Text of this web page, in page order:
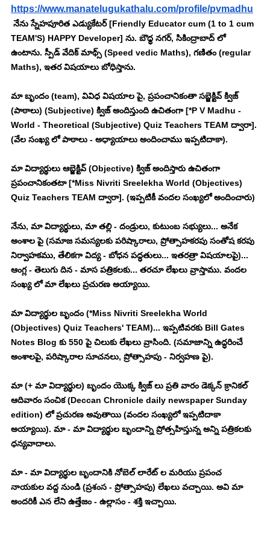
https://www.manatelugukathalu.com/profile/pvmadhu
నేను స్నేహపూరిత ఎడ్యుకేటర్ [Friendly Educator cum (1 to 1 cum
TEAM'S) HAPPY Developer] ను. బౌధ్ధ నగర్, సికింద్రాబాద్ లో
ఉంటాను. స్పీడ్ వేదిక్ మాథ్స్ (Speed vedic Maths), గణితం (regular
Maths), ఇతర విషయాలు బోధిస్తాను.
మా బృందం (team), వివిధ విషయాల పై, ప్రపంచానికంతా సబ్జెక్టివ్ క్విజ్
(పాఠాలు) (Subjective) క్విజ్ అందిస్తుంది ఉచితంగా [*P V Madhu -
World - Theoretical (Subjective) Quiz Teachers TEAM ద్వారా].
(వేల సంఖ్య లో పాఠాలు - అధ్యాయాలు అందించాము ఇప్పటిదాకా).
మా విద్యార్థులు ఆబ్జెక్టివ్ (Objective) క్విజ్ అందిస్తారు ఉచితంగా
ప్రపంచానికంతటా [*Miss Nivriti Sreelekha World (Objectives)
Quiz Teachers TEAM ద్వారా]. (ఇప్పటికీ వందల సంఖ్యలో అందించారు)
నేను, మా విద్యార్థులు, మా తల్లి - దండ్రులు, కుటుంబ సభ్యులు... అనేక
అంశాల పై (సమాజ సమస్యలకు పరిష్కారాలు, ప్రోత్సాహకరపు సంతోష కరపు
నిర్వాహకము, తేలికగా విద్య - బోధన పద్ధతులు... ఇతరత్రా విషయాలపై)...
ఆంగ్ల - తెలుగు దిన - మాస పత్రికలకు... తరచూ లేఖలు వ్రాస్తాము. వందల
సంఖ్య లో మా లేఖలు ప్రచురణ అయ్యాయి.
మా విద్యార్థుల బృందం (*Miss Nivriti Sreelekha World
(Objectives) Quiz Teachers' TEAM)... ఇప్పటివరకు Bill Gates
Notes Blog కు 550 పై చిలుకు లేఖలు వ్రాసింది. (సమాజాన్ని ఉద్ధరించే
అంశాలపై, పరిష్కారాల సూచనలు, ప్రోత్సాహపు - నిర్వహణ పై).
మా (+ మా విద్యార్థుల) బృందం యొక్క క్విజ్ లు ప్రతి వారం డెక్కన్ క్రానికల్
ఆదివారం సంచిక (Deccan Chronicle daily newspaper Sunday
edition) లో ప్రచురణ అవుతాయి (వందల సంఖ్యలో ఇప్పటిదాకా
అయ్యాయి). మా - మా విద్యార్థుల బృందాన్ని ప్రోత్సహిస్తున్న అన్ని పత్రికలకు
ధన్యవాదాలు.
మా - మా విద్యార్థుల బృందానికి నోబెల్ లారేట్ ల మరియు ప్రపంచ
నాయకుల వద్ద నుండి (ప్రశంస - ప్రోత్సాహపు) లేఖలు వచ్చాయి. అవి మా
అందరికీ ఎన లేని ఉత్తేజం - ఉల్లాసం - శక్తి ఇచ్చాయి.